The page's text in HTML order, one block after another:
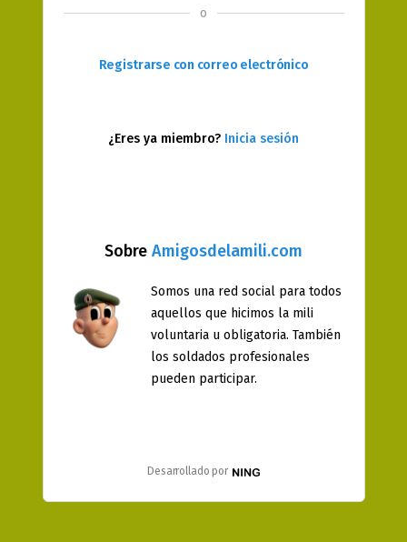
Sobre Amigosdelamili.com
Somos una red social para todos
aquellos que hicimos la mili
voluntaria u obligatoria. También
los soldados profesionales
pueden participar.
Desarrollado por
o
Registrarse con correo electrónico
¿Eres ya miembro? Inicia sesión